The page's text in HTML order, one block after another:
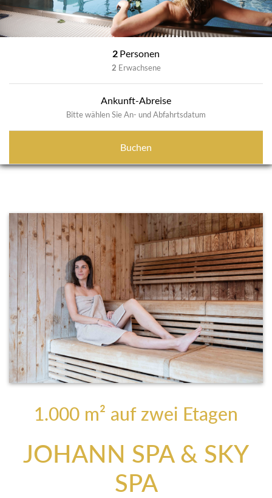
2 Personen
2 Erwachsene
Ankunft-Abreise
Bitte wählen Sie An- und Abfahrtsdatum
Buchen
1.000 m² auf zwei Etagen
JOHANN SPA & SKY
SPA